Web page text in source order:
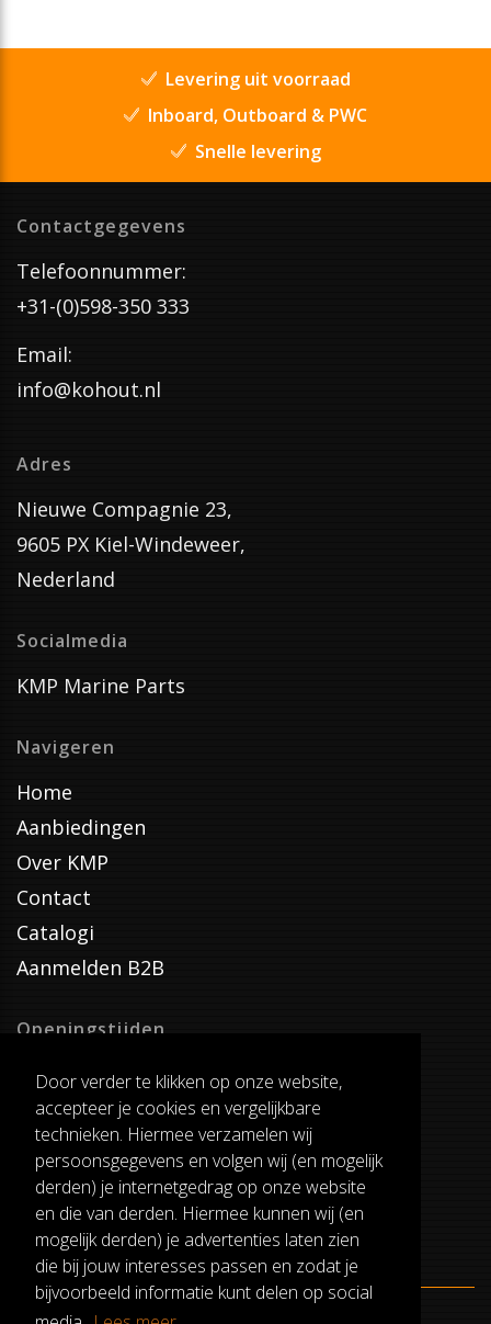
Door verder te klikken op onze website,
accepteer je cookies en vergelijkbare
technieken. Hiermee verzamelen wij
persoonsgegevens en volgen wij (en mogelijk
derden) je internetgedrag op onze website
en die van derden. Hiermee kunnen wij (en
mogelijk derden) je advertenties laten zien
die bij jouw interesses passen en zodat je
bijvoorbeeld informatie kunt delen op social
Levering uit voorraad
Inboard, Outboard & PWC
Snelle levering
Contactgegevens
Telefoonnummer:
+31-(0)598-350 333
Email:
info@kohout.nl
Adres
Nieuwe Compagnie 23,
9605 PX Kiel-Windeweer,
Nederland
Socialmedia
KMP Marine Parts
Navigeren
Home
Aanbiedingen
Over KMP
Contact
Catalogi
Aanmelden B2B
Openingstijden
Dinsdag T/M Zaterdag
van 8:00-17:00
Verzenddagen
Dinsdag T/M Vrijdag
Pauze
12:30-13:00